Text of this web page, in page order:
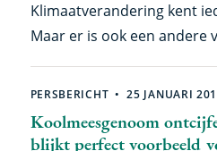
omgaan met
andere stress. De
onder leiding van het
Ecologie (NIOO-KNAW)
Methods.
Klimaatverandering kent
Maar er is ook een andere
werk deed. Het gaat om
geneesmiddelen die in het
communicatie op zijn kop
Koolmeesgenoom
blijkt perfect voorbeeld
PERSBERICHT 25 JANUARI